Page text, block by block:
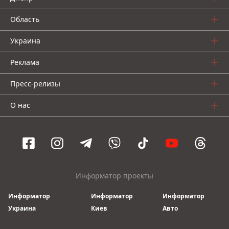
Область
Украина
Реклама
Пресс-релизы
О нас
Информатор проекты
Информатор
Украина
Информатор
Киев
Информатор
Авто